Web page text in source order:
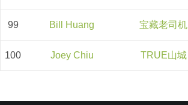
99 Bill Huang 宝藏老司机
100 Joey Chiu TRUE山城